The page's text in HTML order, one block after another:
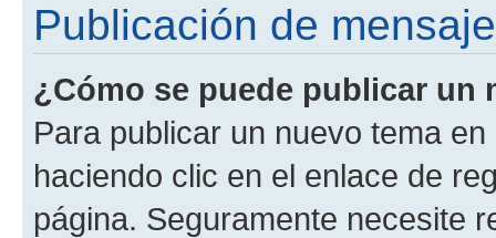
Publicación de
¿Cómo se puede publicar un
Para publicar un nuevo tema
haciendo clic en el enlace de
página. Seguramente necesite